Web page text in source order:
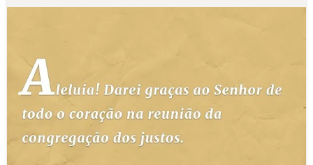
DEVOCIONAL DIÁRIO
ESTUDOS BÍBLICOS
ESBOÇOS DE PREGAÇÃO